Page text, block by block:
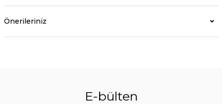
Önerileriniz
E-bülten